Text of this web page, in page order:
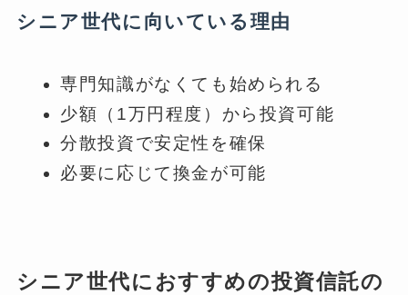
シニア世代に向いている理由
専門知識がなくても始められる
少額（1万円程度）から投資可能
分散投資で安定性を確保
必要に応じて換金が可能
シニア世代におすすめの投資信託の